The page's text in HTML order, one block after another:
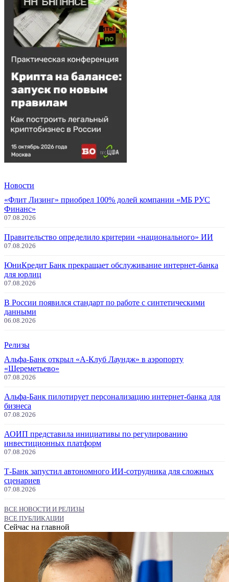
Новости
«Флит Лизинг» приобрел 100% долей компании «МБ РУС
Финанс»
07.08.2026
Правительство определило критерии «национального» ИИ
07.08.2026
ЮниКредит Банк прекращает обслуживание интернет-банка
для юрлиц
07.08.2026
В России появился стандарт по работе с синтетическими
данными
06.08.2026
Релизы
Альфа-Банк открыл «А-Клуб Лаундж» в аэропорту
«Шереметьево»
07.08.2026
Альфа-Банк пилотирует персонализацию интернет-банка для
бизнеса
07.08.2026
АОИП представила инициативы по регулированию
инвестиционных платформ
07.08.2026
Т-Банк запустил автономного ИИ-сотрудника для сложных
сценариев
07.08.2026
ВСЕ НОВОСТИ И РЕЛИЗЫ
ВСЕ ПУБЛИКАЦИИ
Сейчас на главной